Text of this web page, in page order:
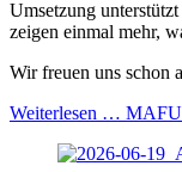
Umsetzung
zeigen einmal mehr,
Wir freuen uns schon
Weiterlesen …